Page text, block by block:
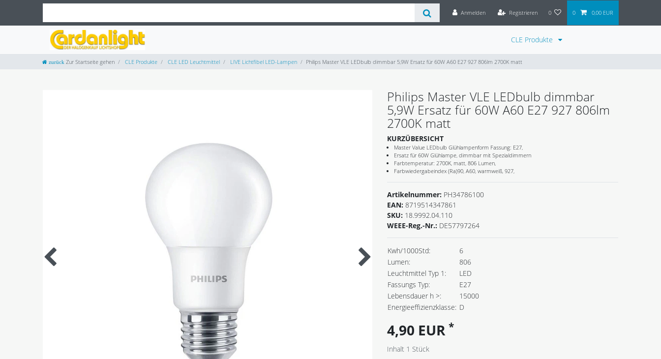
Anmelden Registrieren 0 0 0,00 EUR
CLE Produkte
Zur Startseite gehen CLE Produkte CLE LED Leuchtmittel LIVE Lichtfibel LED-Lampen Philips Master VLE LEDbulb dimmbar 5,9W Ersatz für 60W A60 E27 927 806lm 2700K matt
Philips Master VLE LEDbulb dimmbar
5,9W Ersatz für 60W A60 E27 927 806lm
2700K matt
KURZÜBERSICHT
Master Value LEDbulb Glühlampenform Fassung: E27,
Ersatz für 60W Glühlampe, dimmbar mit Spezialdimmern
Farbtemperatur: 2700K, matt, 806 Lumen,
Farbwiedergabeindex (Ra)90, A60, warmweiß, 927,
Artikelnummer: PH34786100
EAN: 8719514347861
SKU: 18.9992.04.110
WEEE-Reg.-Nr.: DE57797264
Kwh/1000Std:
6
Lumen:
806
Leuchtmittel Typ 1:
LED
Fassungs Typ:
E27
Lebensdauer h >:
15000
Energieeffizienzklasse: D
4,90 EUR *
Inhalt 1 Stück